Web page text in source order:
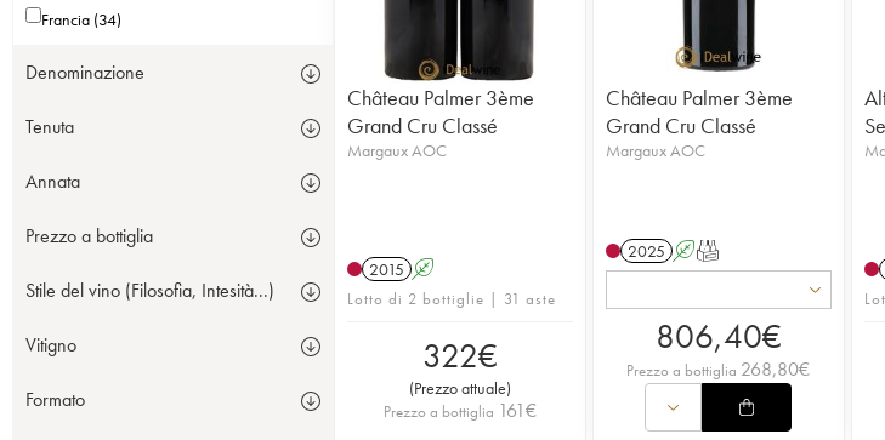
Francia (34)
Denominazione
Tenuta
Annata
Prezzo a bottiglia
Stile del vino (Filosofia, Intesità...)
Vitigno
Formato
Château Palmer 3ème
Grand Cru Classé
Margaux AOC
2015 A
Lotto di 2 bottiglie | 31 aste
322€
(Prezzo attuale)
Prezzo a bottiglia 161€
Château Palmer 3ème
Grand Cru Classé
Margaux AOC
2025 AT
806,40€
Prezzo a bottiglia 268,80€